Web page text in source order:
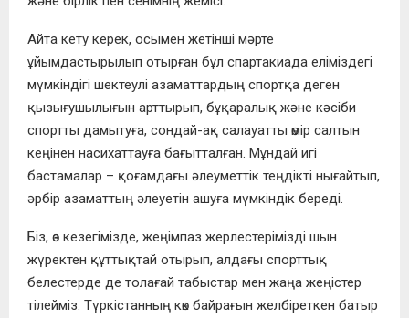
Айта кету керек, осымен жетінші мәрте
ұйымдастырылып отырған бұл спартакиада еліміздегі
мүмкіндігі шектеулі азаматтардың спортқа деген
қызығушылығын арттырып, бұқаралық және кәсіби
спортты дамытуға, сондай-ақ салауатты өмір салтын
кеңінен насихаттауға бағытталған. Мұндай игі
бастамалар – қоғамдағы әлеуметтік теңдікті нығайтып,
әрбір азаматтың әлеуетін ашуға мүмкіндік береді.
Біз, өз кезегімізде, жеңімпаз жерлестерімізді шын
жүректен құттықтай отырып, алдағы спорттық
белестерде де толағай табыстар мен жаңа жеңістер
тілейміз. Түркістанның көк байрағын желбіреткен батыр